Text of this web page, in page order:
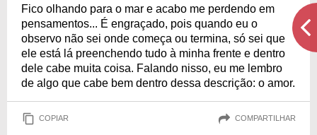
Fico olhando para o mar e acabo me perdendo em
pensamentos... É engraçado, pois quando eu o
observo não sei onde começa ou termina, só sei que
ele está lá preenchendo tudo à minha frente e dentro
dele cabe muita coisa. Falando nisso, eu me lembro
de algo que cabe bem dentro dessa descrição: o amor.
COPIAR COMPARTILHAR